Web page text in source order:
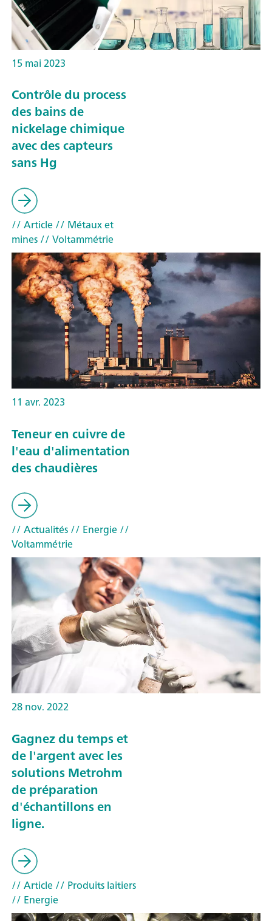
15 mai 2023
Contrôle du process
des bains de
nickelage chimique
avec des capteurs
sans Hg
// Article// Métaux et
mines// Voltammétrie
11 avr. 2023
Teneur en cuivre de
l'eau d'alimentation
des chaudières
// Actualités// Energie//
Voltammétrie
28 nov. 2022
Gagnez du temps et
de l'argent avec les
solutions Metrohm
de préparation
d'échantillons en
ligne.
// Article// Produits laitiers
// Energie